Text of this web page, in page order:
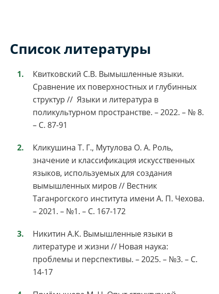
Список литературы
Квитковский С.В. Вымышленные языки.
Сравнение их поверхностных и глубинных
структур // Языки и литература в
поликультурном пространстве. – 2022. – № 8.
– С. 87-91
Кликушина Т. Г., Мутулова О. А. Роль,
значение и классификация искусственных
языков, используемых для создания
вымышленных миров // Вестник
Таганрогского института имени А. П. Чехова.
– 2021. – №1. – С. 167-172
Никитин А.К. Вымышленные языки в
литературе и жизни // Новая наука:
проблемы и перспективы. – 2025. – №3. – С.
14-17